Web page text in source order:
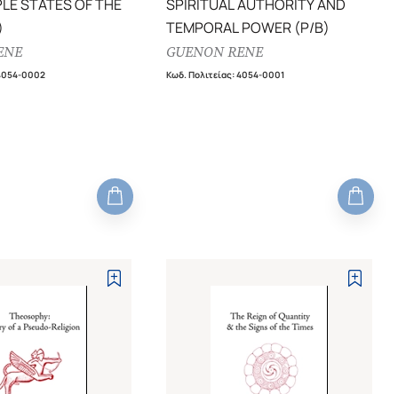
STATES OF THE
0002
SPIRITUAL AUTHORITY AND
TEMPORAL POWER (P/B)
GUENON RENE
Κωδ. Πολιτείας:4054-0001